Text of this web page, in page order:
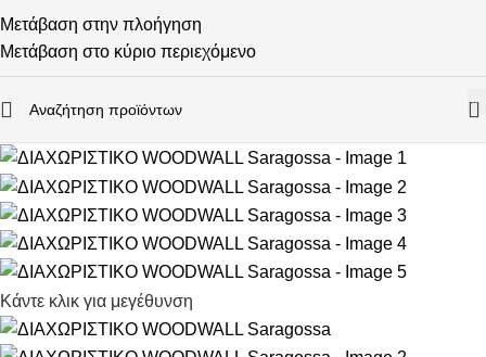
Μετάβαση στην πλοήγηση
Μετάβαση στο κύριο περιεχόμενο
0
Κάντε κλικ για μεγέθυνση